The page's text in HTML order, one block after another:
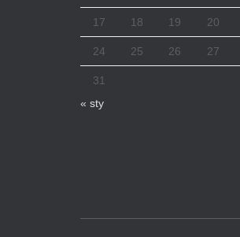
17 18 19 20
24 25 26 27
31
« sty